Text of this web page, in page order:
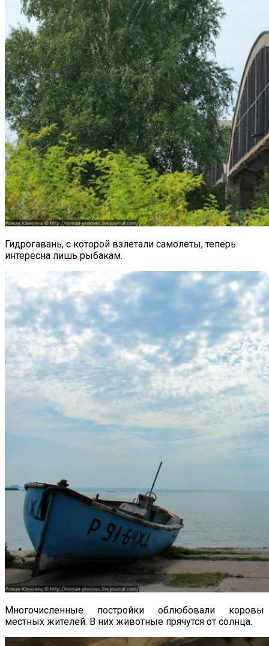
Гидрогавань, с которой взлетали самолеты, теперь
интересна лишь рыбакам.
Многочисленные постройки облюбовали коровы
местных жителей. В них животные прячутся от солнца.